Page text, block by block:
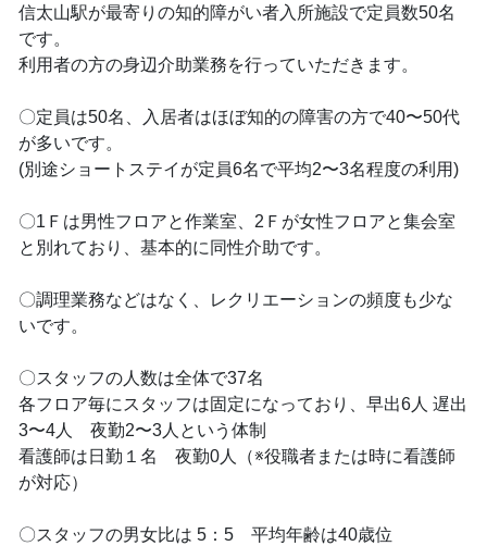
信太山駅が最寄りの知的障がい者入所施設で定員数50名
です。
利用者の方の身辺介助業務を行っていただきます。
〇定員は50名、入居者はほぼ知的の障害の方で40〜50代
が多いです。
(別途ショートステイが定員6名で平均2〜3名程度の利用)
〇1Ｆは男性フロアと作業室、2Ｆが女性フロアと集会室
と別れており、基本的に同性介助です。
〇調理業務などはなく、レクリエーションの頻度も少な
いです。
〇スタッフの人数は全体で37名
各フロア毎にスタッフは固定になっており、早出6人 遅出
3〜4人 夜勤2〜3人という体制
看護師は日勤１名 夜勤0人（※役職者または時に看護師
が対応）
〇スタッフの男女比は 5：5 平均年齢は40歳位